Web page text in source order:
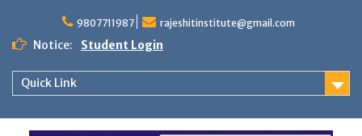
content
9807711987 rajeshitinstitute@gmail.com
Notice: Student Login
Quick Link